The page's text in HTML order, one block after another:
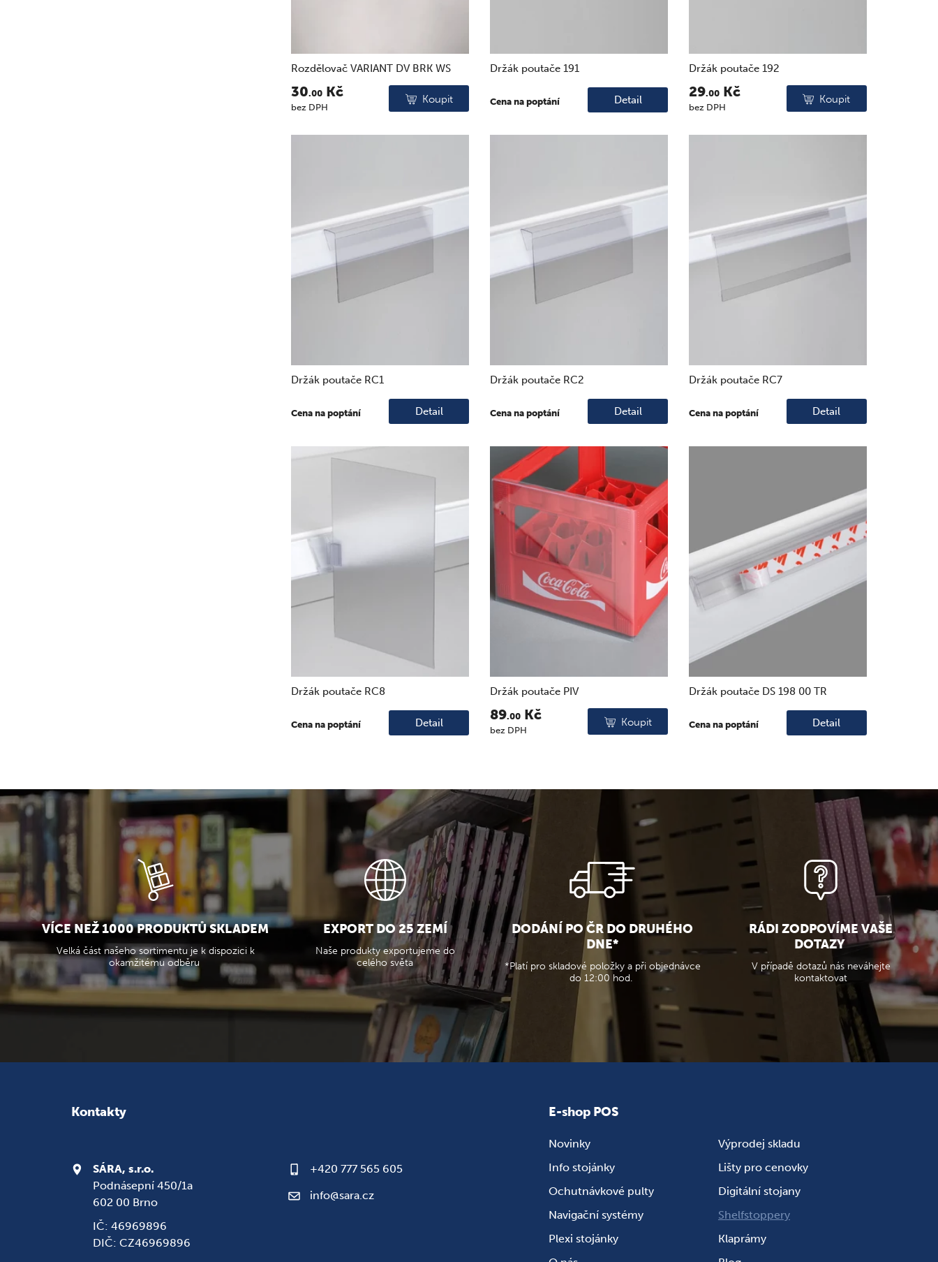
Rozdělovač VARIANT DV BRK WS
30.00 Kč
bez DPH
Koupit
Držák poutače 191
Cena na poptání Detail
Držák poutače 192
29.00Kč
bez DPH
Koupit
Držák poutače RC1
Cena na poptání Detail
Držák poutače RC2
Cena na poptání Detail
Držák poutače RC7
Cena na poptání Detail
Držák poutače RC8
Cena na poptání Detail
Držák poutače PIV
89.00Kč
bez DPH
Koupit
Držák poutače DS 198 00 TR
Cena na poptání Detail
VÍCE NEŽ 1000 PRODUKTŮ SKLADEM
Velká část našeho sortimentu je k dispozici k
okamžitému odběru
EXPORT DO 25 ZEMÍ
Naše produkty exportujeme do
celého světa
DODÁNÍ PO ČR DO DRUHÉHO
DNE*
*Platí pro skladové položky a při objednávce
do 12:00 hod.
RÁDI ZODPOVÍME VAŠE
DOTAZY
V případě dotazů nás neváhejte
kontaktovat
Kontakty
SÁRA, s.r.o.
Podnásepní 450/1a
602 00 Brno
IČ: 46969896
DIČ: CZ46969896
+420 777 565 605
info@sara.cz
E-shop POS
Novinky
Výprodej skladu
Info stojánky
Lišty pro cenovky
Ochutnávkové pulty
Digitální stojany
Navigační systémy
Shelfstoppery
Plexi stojánky
Klaprámy